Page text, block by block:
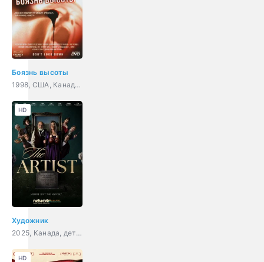
Боязнь высоты
1998, США, Канада, ужасы, триллер, драма, детектив
Художник
2025, Канада, детектив
HD
HD